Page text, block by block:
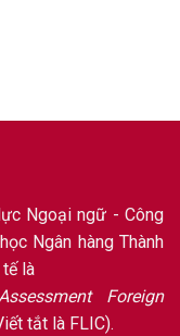
Ngoại ngữ - Công
Ngân hàng Thành
là
Foreign
tắt là FLIC).